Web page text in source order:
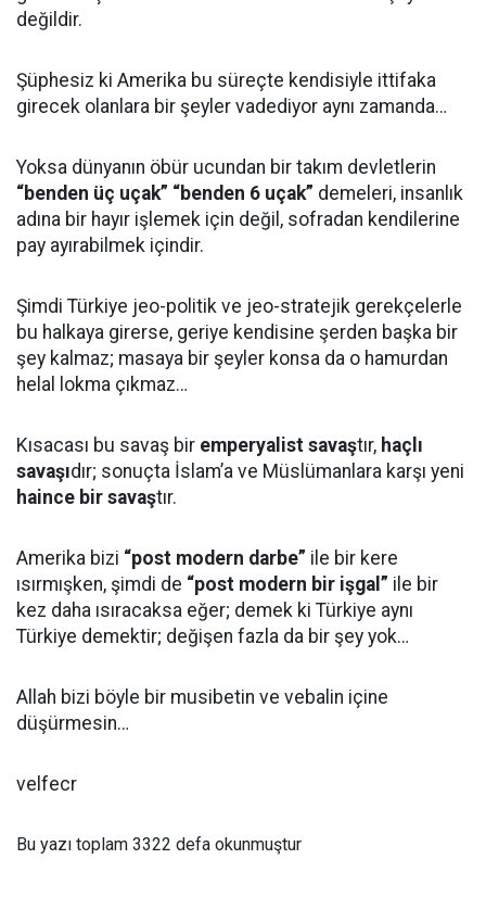
değildir.
Şüphesiz ki Amerika bu süreçte kendisiyle ittifaka
girecek olanlara bir şeyler vadediyor aynı zamanda…
Yoksa dünyanın öbür ucundan bir takım devletlerin
“benden üç uçak” “benden 6 uçak” demeleri, insanlık
adına bir hayır işlemek için değil, sofradan kendilerine
pay ayırabilmek içindir.
Şimdi Türkiye jeo-politik ve jeo-stratejik gerekçelerle
bu halkaya girerse, geriye kendisine şerden başka bir
şey kalmaz; masaya bir şeyler konsa da o hamurdan
helal lokma çıkmaz…
Kısacası bu savaş bir emperyalist savaştır, haçlı
savaşıdır; sonuçta İslam’a ve Müslümanlara karşı yeni
haince bir savaştır.
Amerika bizi “post modern darbe” ile bir kere
ısırmışken, şimdi de “post modern bir işgal” ile bir
kez daha ısıracaksa eğer; demek ki Türkiye aynı
Türkiye demektir; değişen fazla da bir şey yok…
Allah bizi böyle bir musibetin ve vebalin içine
düşürmesin…
velfecr
Bu yazı toplam 3322 defa okunmuştur